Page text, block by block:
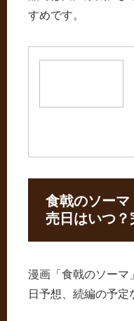
すめです。
食戟のソー
売日はいつ？
漫画「食戟のソーマ
日予想、続編の予定